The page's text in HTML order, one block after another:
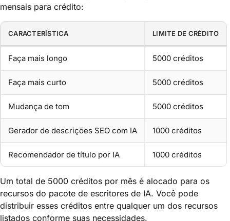
mensais para crédito:
CARACTERÍSTICA LIMITE DE CRÉDITO
Faça mais longo 5000 créditos
Faça mais curto 5000 créditos
Mudança de tom 5000 créditos
Gerador de descrições SEO com IA 1000 créditos
Recomendador de título por IA 1000 créditos
Um total de 5000 créditos por mês é alocado para os
recursos do pacote de escritores de IA. Você pode
distribuir esses créditos entre qualquer um dos recursos
listados conforme suas necessidades.